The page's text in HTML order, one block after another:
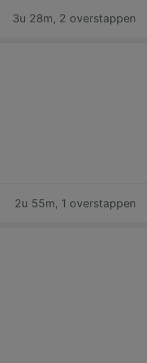
3u 28m, 2 overstappen
2u 55m, 1 overstappen